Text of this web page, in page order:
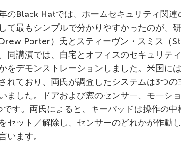
のBlack Hatでは、ホームセキュリティ関
て最もシンプルで分かりやすかったのが、
Drew Porter）氏とスティーヴン・スミス（
同講演では、自宅とオフィスのセキュリテ
をデモンストレーションしました。米国に
れており、両氏が調査したシステムは3つ
ました。ドアおよび窓のセンサー、モーシ
です。両氏によると、キーパッドは操作の
セット／解除し、センサーのどれかが作動
います。